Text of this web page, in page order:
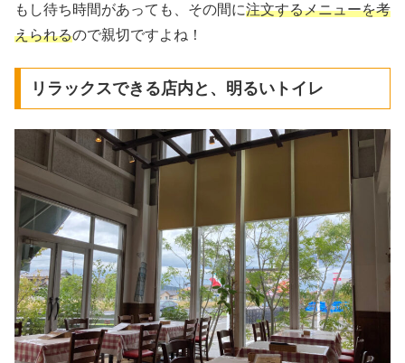
もし待ち時間があっても、その間に注文するメニューを考
えられるので親切ですよね！
リラックスできる店内と、明るいトイレ